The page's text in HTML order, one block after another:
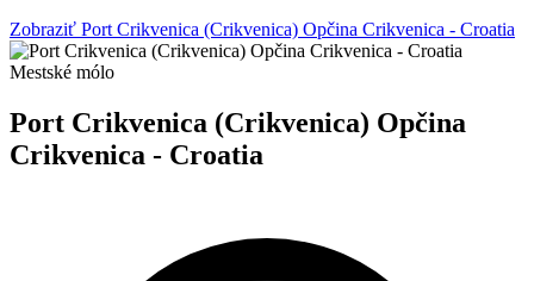
Zobraziť Port Crikvenica (Crikvenica) Opčina Crikvenica - Croatia
Mestské mólo
Port Crikvenica (Crikvenica) Opčina
Crikvenica - Croatia